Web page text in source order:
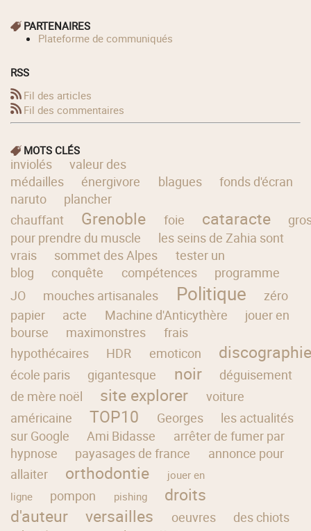
PARTENAIRES
Plateforme de communiqués
RSS
Fil des articles
Fil des commentaires
MOTS CLÉS
inviolés
valeur des
médailles
énergivore blagues
fonds d'écran
naruto
plancher
chauffant
Grenoble foie cataracte
pour prendre du muscle
les seins de Zahia sont
vrais
sommet des Alpes
tester un
blog
conquête compétences
programme
JO
mouches artisanales Politique
zéro
papier
acte Machine d'Anticythère
jouer en
bourse
maximonstres
frais
hypothécaires
HDR emoticon discographie
école paris gigantesque noir
déguisement
de mère noël
site explorer
voiture
américaine
TOP10 Georges
les actualités
sur Google
Ami Bidasse
arrêter de fumer par
hypnose
payasages de france
annonce pour
allaiter
orthodontie
jouer en
ligne
pompon pishing
droits
d'auteur
versailles oeuvres
des chiots